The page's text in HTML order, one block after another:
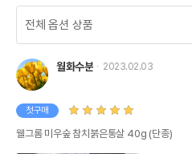
월화수분 2023.02.03
첫구매
웰그롬 미우숲 참치붉은통살 40g (단종)